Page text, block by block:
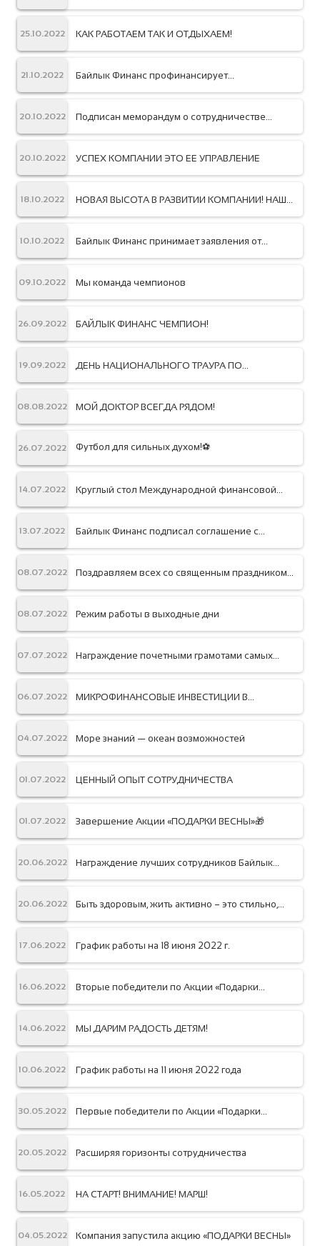
25.10.2022 КАК РАБОТАЕМ ТАК И ОТДЫХАЕМ!
21.10.2022
Байлык Финанс профинансирует
«Алтын Айым»
20.10.2022
Подписан меморандум о сотрудничестве
20.10.2022 УСПЕХ КОМПАНИИ ЭТО ЕЕ УПРАВЛЕНИЕ
18.10.2022
НОВАЯ ВЫСОТА В РАЗВИТИИ КОМПАНИИ! НАШ
10.10.2022
Байлык Финанс принимает заявления от
вооруженного конфликта, произошедшего в
областях
09.10.2022 Мы команда чемпионов
26.09.2022 БАЙЛЫК ФИНАНС ЧЕМПИОН!
19.09.2022
ДЕНЬ НАЦИОНАЛЬНОГО ТРАУРА ПО
08.08.2022 МОЙ ДОКТОР ВСЕГДА РЯДОМ!
26.07.2022 Футбол для сильных духом!⚽️
14.07.2022
Круглый стол Международной финансовой
возможностей женщин в Кыргызской
13.07.2022
Байлык Финанс подписал соглашение с
предоставлении кредитной линии
08.07.2022
Поздравляем всех со священным праздником
08.07.2022 Режим работы в выходные дни
07.07.2022
Награждение почетными грамотами самых
Финанс» по проекту IFC
06.07.2022
МИКРОФИНАНСОВЫЕ ИНВЕСТИЦИИ В
04.07.2022 Море знаний — океан возможностей
01.07.2022 ЦЕННЫЙ ОПЫТ СОТРУДНИЧЕСТВА
01.07.2022 Завершение Акции «ПОДАРКИ ВЕСНЫ»🎁
20.06.2022
Награждение лучших сотрудников Байлык
Организаций КР
20.06.2022
Быть здоровым, жить активно – это стильно,
17.06.2022 График работы на 18 июня 2022 г.
16.06.2022
Вторые победители по Акции «Подарки
14.06.2022 МЫ ДАРИМ РАДОСТЬ ДЕТЯМ!
10.06.2022 График работы на 11 июня 2022 года
30.05.2022
Первые победители по Акции «Подарки
20.05.2022 Расширяя горизонты сотрудничества
16.05.2022 НА СТАРТ! ВНИМАНИЕ! МАРШ!
04.05.2022 Компания запустила акцию «ПОДАРКИ ВЕСНЫ»